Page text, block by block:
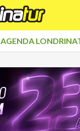
AGENDA